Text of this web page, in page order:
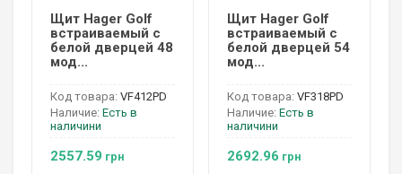
Щит Hager Golf
встраиваемый с
белой дверцей 48
мод...
Код товара: VF412PD
Наличие: Есть в
наличини
2557.59 грн
Щит Hager Golf
встраиваемый с
белой дверцей 54
мод...
Код товара: VF318PD
Наличие: Есть в
наличини
2692.96 грн